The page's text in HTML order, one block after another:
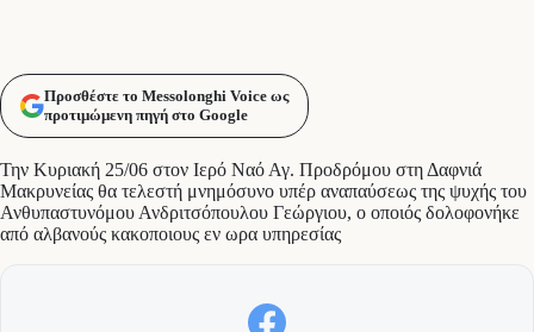
Προσθέστε το Messolonghi Voice ως
προτιμώμενη πηγή στο Google
Την Κυριακή 25/06 στον Ιερό Ναό Αγ. Προδρόμου στη Δαφνιά
Μακρυνείας θα τελεστή μνημόσυνο υπέρ αναπαύσεως της ψυχής του
Ανθυπαστυνόμου Ανδριτσόπουλου Γεώργιου, ο οποιός δολοφονήκε
από αλβανούς κακοποιους εν ωρα υπηρεσίας